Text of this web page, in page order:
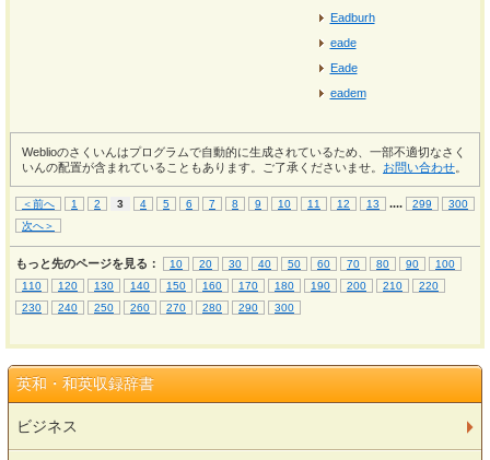
Eadburh
eade
Eade
eadem
Weblioのさくいんはプログラムで自動的に生成されているため、一部不適切なさく
いんの配置が含まれていることもあります。ご了承くださいませ。 お問い合わせ
＜前へ 1 2 3 4 5 6 7 8 9 10 11 12 13 .... 299
300
次へ＞
もっと先のページを見る： 10 20 30 40 50 60 70 80 90
100
110
120 130 140 150 160 170 180 190 200 210
220
230
240 250 260 270 280 290 300
英和・和英収録辞書
ビジネス